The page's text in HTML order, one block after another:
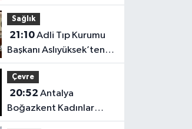
Antalya’nın geleceği”
Sağlık
21:10Adli Tıp Kurumu
Başkanı Aslıyüksek’ten
Rektör Özkan'a davet
Çevre
20:52
Boğazkent Kadınlar
Plajı’nda bırakılan çöpler